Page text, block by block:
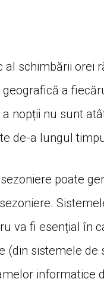
al schimbării orei
a
nopții nu sunt
de-a lungul
poate
va fi esențial în
(din sistemele de
informatice